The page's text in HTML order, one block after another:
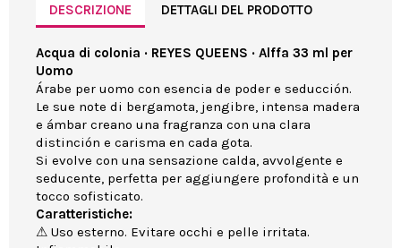
DESCRIZIONE DETTAGLI DEL PRODOTTO
Acqua di colonia · REYES QUEENS · Alffa 33 ml per
Uomo
Árabe per uomo con esencia de poder e seducción.
Le sue note di bergamota, jengibre, intensa madera
e ámbar creano una fragranza con una clara
distinción e carisma en cada gota.
Si evolve con una sensazione calda, avvolgente e
seducente, perfetta per aggiungere profondità e un
tocco sofisticato.
Caratteristiche:
⚠ Uso esterno. Evitare occhi e pelle irritata.